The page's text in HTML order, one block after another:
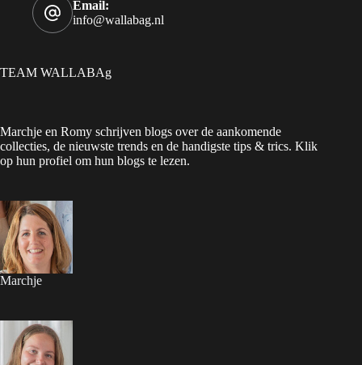
Email:
info@wallabag.nl
TEAM WALLABAg
Marchje en Romy schrijven blogs over de aankomende
collecties, de nieuwste trends en de handigste tips & trics. Klik
op hun profiel om hun blogs te lezen.
Marchje